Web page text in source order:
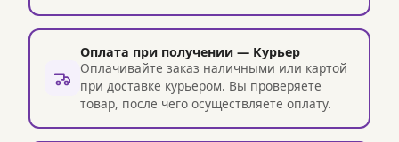
Оплата при получении — Курьер
Оплачивайте заказ наличными или картой
при доставке курьером. Вы проверяете
товар, после чего осуществляете оплату.